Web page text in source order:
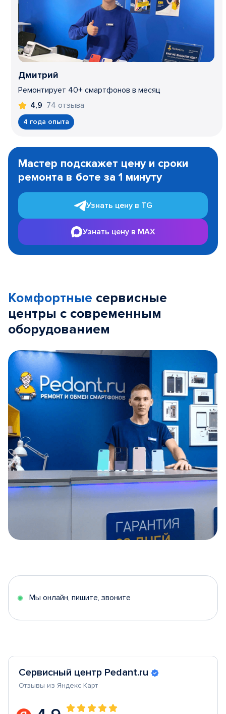
Дмитрий
Ремонтирует 40+ смартфонов в месяц
4,9 74 отзыва
4 года опыта
1
Мастер подскажет цену и сроки
ремонта в боте за 1 минуту
Узнать цену в TG
Узнать цену в MAX
Комфортные сервисные
центры с современным
оборудованием
5
Мы онлайн, пишите, звоните
Сервисный центр Pedant.ru
Отзывы из Яндекс Карт